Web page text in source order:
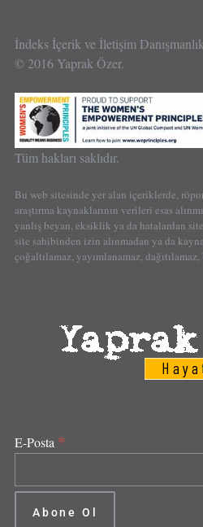
İndeks İçerik ve İletişim
© 2016 Yaprak Özer.
Tüm hakları saklıdır.
Bu web sitesinde yer alan içeriklerde,
araştırma kaynaklarının verileri esas
yanlış beyan, eksiklik ya da hatalardan
site sahibinden izin alınmadan ya da
çoğaltılamaz, yayımlanamaz,
E-Posta *